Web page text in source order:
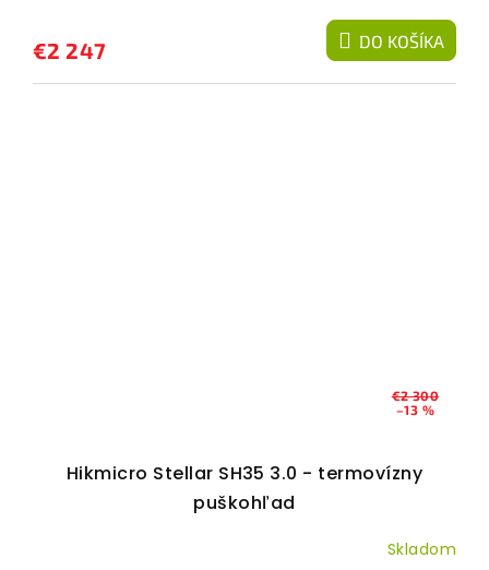
€2 247 DO KOŠÍKA
€2 300
–13 %
Hikmicro Stellar SH35 3.0 - termovízny
puškohľad
Skladom